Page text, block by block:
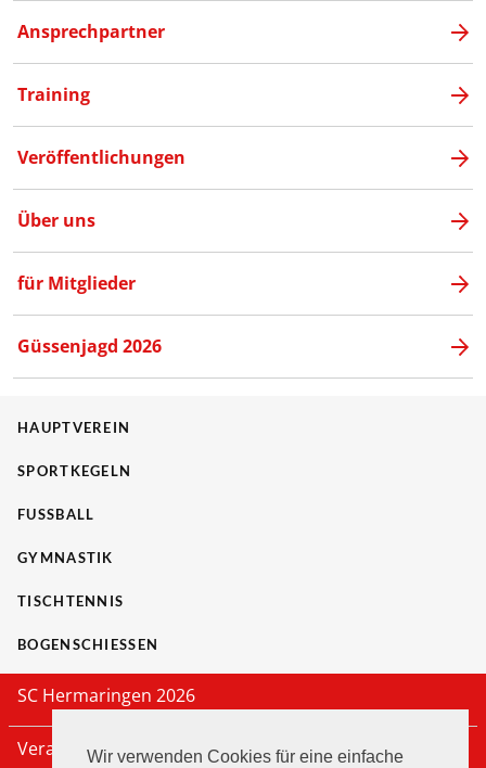
Wir verwenden Cookies für eine einfache
Ansprechpartner
Training
Veröffentlichungen
Über uns
für Mitglieder
Güssenjagd 2026
HAUPTVEREIN
SPORTKEGELN
FUSSBALL
GYMNASTIK
TISCHTENNIS
BOGENSCHIESSEN
SC Hermaringen 2026
Veranstaltungen